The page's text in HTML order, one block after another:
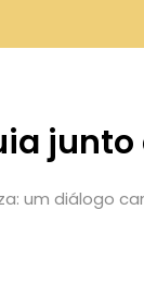
um diálogo